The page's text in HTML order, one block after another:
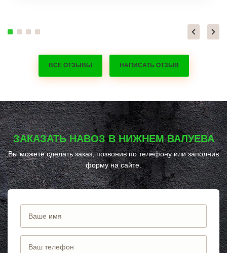
ВСЕ ОТЗЫВЫ НАПИСАТЬ ОТЗЫВ
ЗАКАЗАТЬ НАВОЗ В НИЖНЕМ ВАЛУЕВА
Вы можете сделать заказ, позвонив по телефонуили заполнив
форму на сайте.